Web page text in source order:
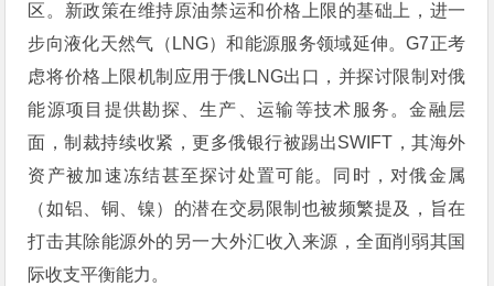
区。新政策在维持原油禁运和价格上限的基础上，进一
步向液化天然气（LNG）和能源服务领域延伸。G7正考
虑将价格上限机制应用于俄LNG出口，并探讨限制对俄
能源项目提供勘探、生产、运输等技术服务。金融层
面，制裁持续收紧，更多俄银行被踢出SWIFT，其海外
资产被加速冻结甚至探讨处置可能。同时，对俄金属
（如铝、铜、镍）的潜在交易限制也被频繁提及，旨在
打击其除能源外的另一大外汇收入来源，全面削弱其国
际收支平衡能力。